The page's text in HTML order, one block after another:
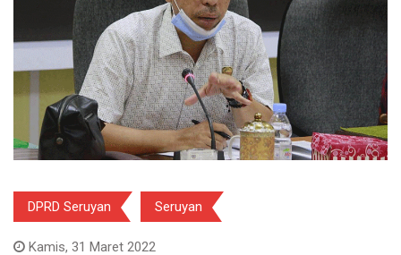
DPRD Seruyan Seruyan
Kamis, 31 Maret 2022